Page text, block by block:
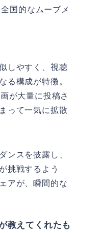
国的なムーブメ
しやすく、視聴
る構成が特徴。
が大量に投稿さ
って一気に拡散
ンスを披露し、
挑戦するよう
アが、瞬間的な
教えてくれたも